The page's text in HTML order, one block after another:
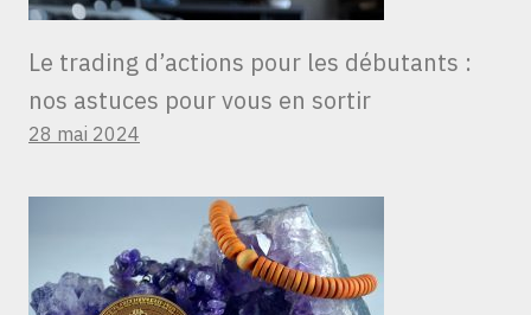
Le trading d’actions pour les débutants :
nos astuces pour vous en sortir
28 mai 2024